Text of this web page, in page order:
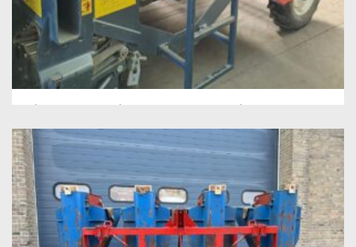
Miedema Dewulf MS 2000 Pootmachine
Bouwjaar:
Servicenummer:
Adviesprijs (excl. BTW):
Prijs op aanvraag.
Locatie:
Klant
Lees meer